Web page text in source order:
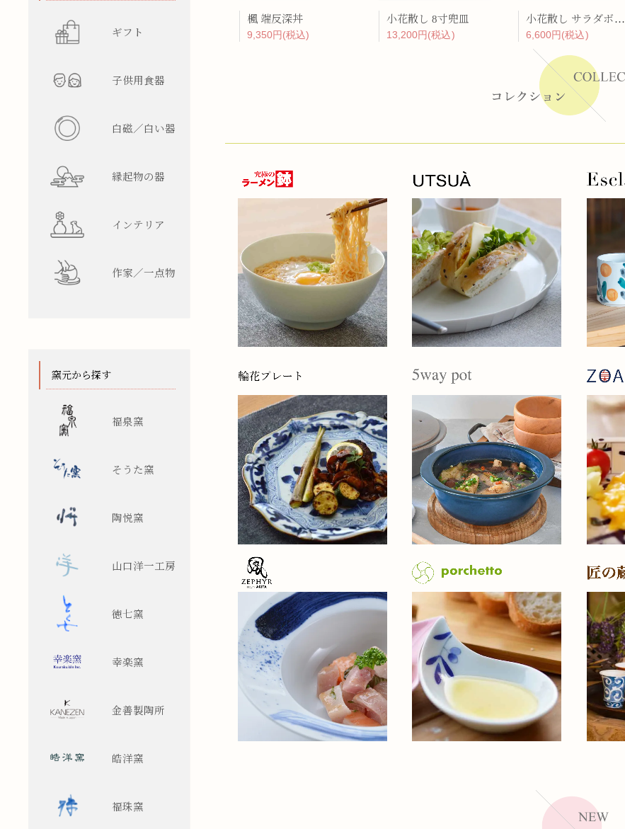
楓 端反深丼
9,350円(税込)
小花散し 8寸兜皿
13,200円(税込)
小花散し サラダボール
6,600円(税込)
ギフト
子供用食器
白磁／白い器
縁起物の器
インテリア
作家／一点物
窯元から探す
福泉窯
そうた窯
陶悦窯
山口洋一工房
徳七窯
幸楽窯
金善製陶所
皓洋窯
福珠窯